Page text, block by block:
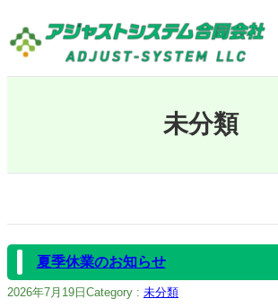
容
を
未分類
夏季休業のお知らせ
2026年7月19日 Category : 未分類